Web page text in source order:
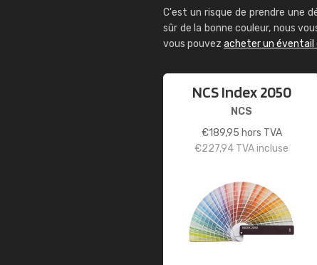
C'est un risque de prendre une
sûr de la bonne couleur, nous
vous pouvez acheter un éventail
NCS Index 2050
NCS
€189,95 hors TVA
€227,94 TVA incluse